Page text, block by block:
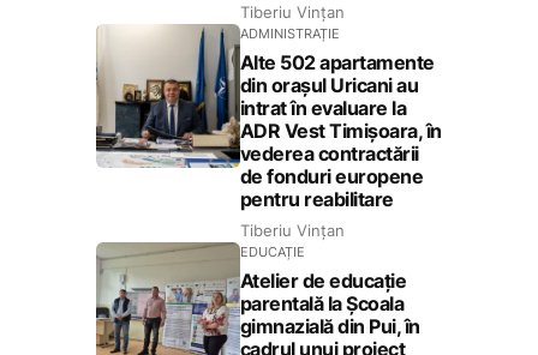
Tiberiu Vințan
ADMINISTRAȚIE
Alte 502 apartamente
din orașul Uricani au
intrat în evaluare la
ADR Vest Timișoara, în
vederea contractării
de fonduri europene
pentru reabilitare
Tiberiu Vințan
EDUCAȚIE
Atelier de educație
parentală la Școala
gimnazială din Pui, în
cadrul unui proiect